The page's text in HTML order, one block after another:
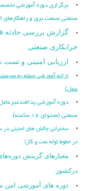
برگزاری دوره آموزشی
صنعتی صنعت برق و راهکارهای
گزارش بررسی حادثه
خرابکاری صنعتی
ارزیابی امنیتی و
ارائه آموزشی حمله به
عمل)
دوره آموزشی
صنعتی (محتوای ۱۶ ساعته)
سخنرانی چالش های امنیتی در
در خطوط لوله نفت و گاز)
معیارهای گزینش
درکشور
دوره های آموزشی امن